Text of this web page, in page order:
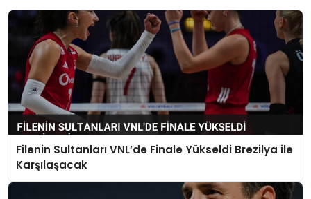
Filenin Sultanları VNL’de Finale Yükseldi Brezilya ile
Karşılaşacak